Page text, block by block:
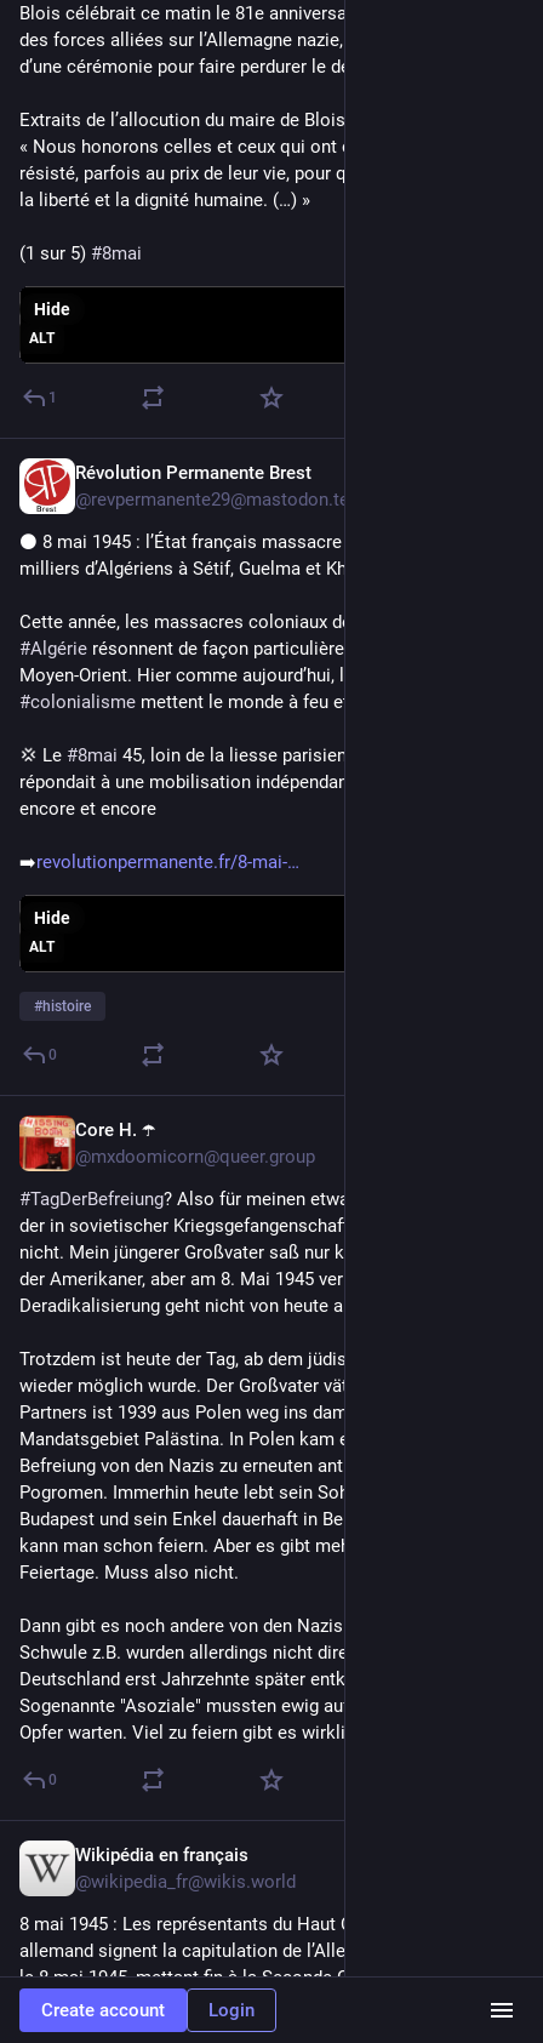
Blois célébrait ce matin le 81e anniversaire de la victoire
des forces alliées sur l’Allemagne nazie, le 8 mai 1945, lors
d’une cérémonie pour faire perdurer le devoir de mémoire.
Extraits de l’allocution du maire de Blois, Marc Gricourt :
« Nous honorons celles et ceux qui ont combattu, souffert,
résisté, parfois au prix de leur vie, pour que triomphent
la liberté et la dignité humaine. (…) »
(1 sur 5) #8mai
ALT
Hide
1
Révolution Permanente Brest
@revpermanente29@mastodon.tedomum.net
⚫ 8 mai 1945 : l’État français massacre des dizaines de
milliers d’Algériens à Sétif, Guelma et Kherrata
#Algérie résonnent de façon particulière avec l’actualité au
#colonialisme mettent le monde à feu et à sang
💢 Le #8mai 45, loin de la liesse parisienne, l’État colonial
répondait à une mobilisation indépendantiste en massacrant
encore et encore
➡️revolutionpermanente.fr/8-mai-
ALT
Hide
#histoire
0
Core H. ☂️
@mxdoomicorn@queer.group
#TagDerBefreiung? Also für meinen etwas älteren Großvater,
der in sovietischer Kriegsgefangenschaft saß, noch lange
nicht. Mein jüngerer Großvater saß nur kurz in den Baby Cages
der Amerikaner, aber am 8. Mai 1945 vermutlich immer noch.
Deradikalisierung geht nicht von heute auf morgen.
Trotzdem ist heute der Tag, ab dem jüdisches Leben in Europa
wieder möglich wurde. Der Großvater väterlicherseits meines
Partners ist 1939 aus Polen weg ins damalige Britische
Mandatsgebiet Palästina. In Polen kam es jedoch nach der
Befreiung von den Nazis zu erneuten antisemitischen
Pogromen. Immerhin heute lebt sein Sohn zeitweise in
Budapest und sein Enkel dauerhaft in Berlin. Diese Befreiung
kann man schon feiern. Aber es gibt mehr als genug jüdische
Feiertage. Muss also nicht.
Dann gibt es noch andere von den Nazis verfolgte Gruppen.
Schwule z.B. wurden allerdings nicht direkt befreit und in
Deutschland erst Jahrzehnte später entkriminalisiert.
Sogenannte "Asoziale" mussten ewig auf Anerkennung als
Opfer warten. Viel zu feiern gibt es wirklich nicht am
0
Wikipédia en français
@wikipedia_fr@wikis.world
8 mai 1945 : Les représentants du Haut Commandement
allemand signent la capitulation de l’Allemagne nazie à Berlin
le 8 mai 1945, mettant fin à la Seconde Guerre mondiale en
Europe.
En France, cette date est un jour férié.
Create account Login